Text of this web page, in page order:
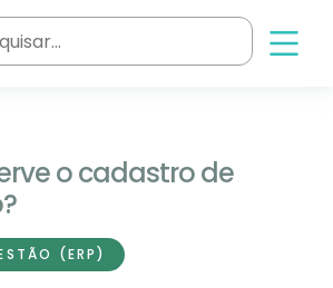
o cadastro de
(ERP)